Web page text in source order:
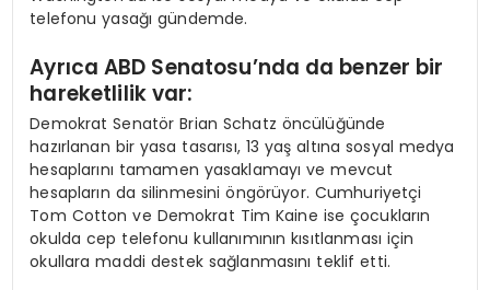
telefonu yasağı gündemde.
Ayrıca ABD Senatosu’nda da benzer bir
hareketlilik var:
Demokrat Senatör Brian Schatz öncülüğünde
hazırlanan bir yasa tasarısı, 13 yaş altına sosyal medya
hesaplarını tamamen yasaklamayı ve mevcut
hesapların da silinmesini öngörüyor. Cumhuriyetçi
Tom Cotton ve Demokrat Tim Kaine ise çocukların
okulda cep telefonu kullanımının kısıtlanması için
okullara maddi destek sağlanmasını teklif etti.